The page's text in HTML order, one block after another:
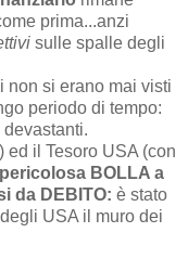
prima...anzi
sulle spalle degli
non si erano mai visti
periodo di tempo:
ed il Tesoro USA (con
BOLLA a
da DEBITO: è stato
USA il muro dei